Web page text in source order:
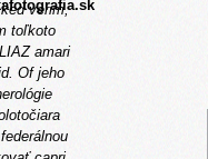
verim,
toľkoto
amari
Of jeho